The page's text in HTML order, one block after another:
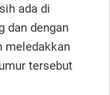
ada di
dan dengan
meledakkan
tersebut